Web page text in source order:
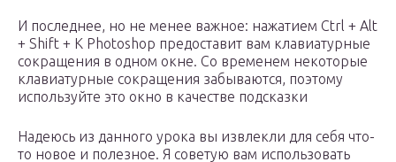
И последнее, но не менее важное: нажатием Ctrl + Alt
+ Shift + K Photoshop предоставит вам клавиатурные
сокращения в одном окне. Со временем некоторые
клавиатурные сокращения забываются, поэтому
используйте это окно в качестве подсказки
Надеюсь из данного урока вы извлекли для себя что-
то новое и полезное. Я советую вам использовать